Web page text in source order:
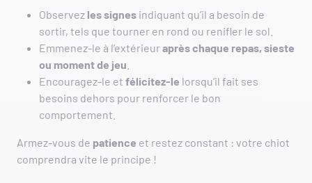
Observez les signes indiquant qu’il a besoin de
sortir, tels que tourner en rond ou renifler le sol.
Emmenez-le à l’extérieuraprès chaque repas, sieste
ou moment de jeu
Encouragez-le et félicitez-le lorsqu’il fait ses
besoins dehors pour renforcer le bon
comportement.
Armez-vous de patience et restez constant : votre chiot
comprendra vite le principe !